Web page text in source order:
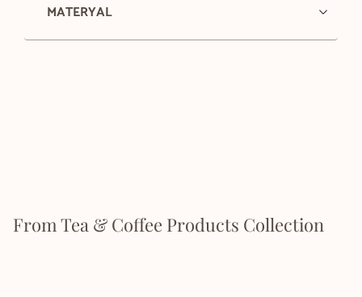
MATERYAL
From Tea & Coffee Products Collection